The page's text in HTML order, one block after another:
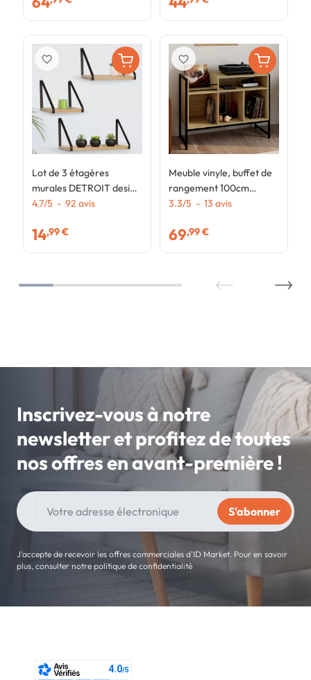
Lot de 3 étagères
murales DETROIT design
industriel
4.7/5 - 92 avis
14,99 €
favorite_border
Meuble vinyle, buffet de
rangement 100cm
DETROIT bois et noir
3.3/5 - 13 avis
69,99 €
favorite_border
Inscrivez-vous à notre
newsletter et profitez de toutes
nos offres en avant-première !
J'accepte de recevoir les offres commerciales d'ID Market. Pour en savoir
plus, consulter notre politique de confidentialité